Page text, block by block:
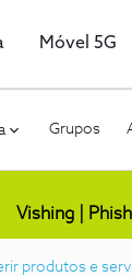
Móvel 5G
Grupos
Vishing |
produtos e